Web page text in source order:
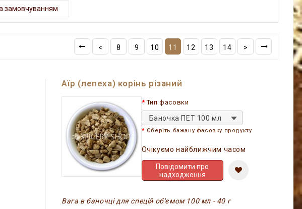
< 8 9 10 11 12 13 14 >
Аїр (лепеха) корінь різаний
Тип фасовки
Баночка ПЕТ 100 мл
Оберіть бажану фасовку продукту
Очікуємо найближчим часом
Повідомити про
надходження
Вага в баночці для спецій об'ємом 100 мл - 40 г